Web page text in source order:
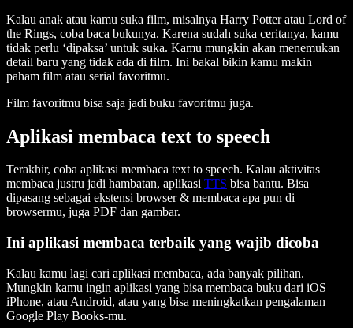
Kalau anak atau kamu suka film, misalnya Harry Potter atau Lord of
the Rings, coba baca bukunya. Karena sudah suka ceritanya, kamu
tidak perlu ‘dipaksa’ untuk suka. Kamu mungkin akan menemukan
detail baru yang tidak ada di film. Ini bakal bikin kamu makin
paham film atau serial favoritmu.
Film favoritmu bisa saja jadi buku favoritmu juga.
Aplikasi membaca text to speech
Terakhir, coba aplikasi membaca text to speech. Kalau aktivitas
membaca justru jadi hambatan, aplikasi TTS bisa bantu. Bisa
dipasang sebagai ekstensi browser & membaca apa pun di
browsermu, juga PDF dan gambar.
Ini aplikasi membaca terbaik yang wajib dicoba
Kalau kamu lagi cari aplikasi membaca, ada banyak pilihan.
Mungkin kamu ingin aplikasi yang bisa membaca buku dari iOS
iPhone, atau Android, atau yang bisa meningkatkan pengalaman
Google Play Books-mu.